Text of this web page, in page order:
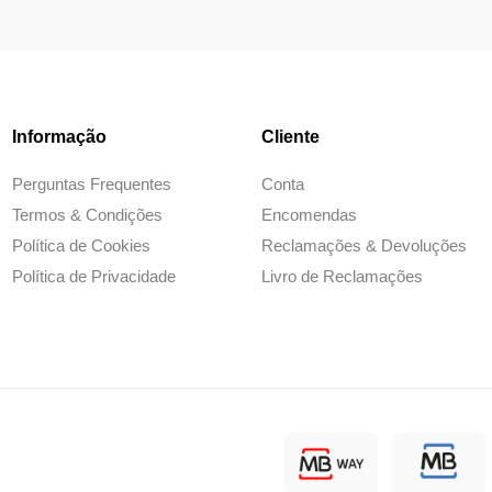
Informação
Perguntas Frequentes
Termos & Condições
Política de Cookies
Política de Privacidade
Cliente
Conta
Encomendas
Reclamações & Devoluções
Livro de Reclamações